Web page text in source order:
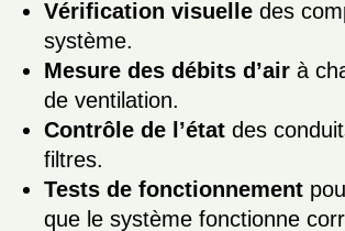
Vérification visuelle des
système.
Mesure des débits d’air à
de ventilation.
Contrôle de l’état des
filtres.
Tests de fonctionnement
que le système fonctionne